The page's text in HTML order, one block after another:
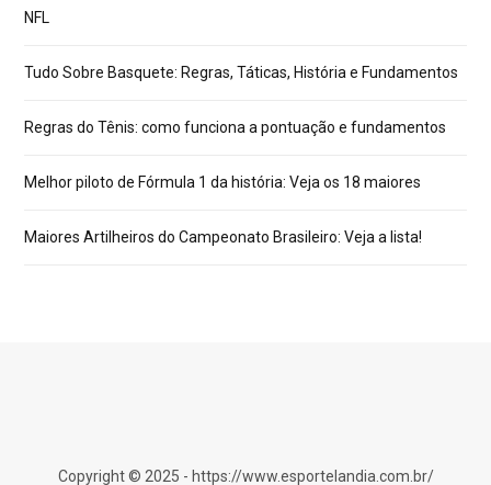
NFL
Tudo Sobre Basquete: Regras, Táticas, História e Fundamentos
Regras do Tênis: como funciona a pontuação e fundamentos
Melhor piloto de Fórmula 1 da história: Veja os 18 maiores
Maiores Artilheiros do Campeonato Brasileiro: Veja a lista!
Copyright © 2025 - https://www.esportelandia.com.br/